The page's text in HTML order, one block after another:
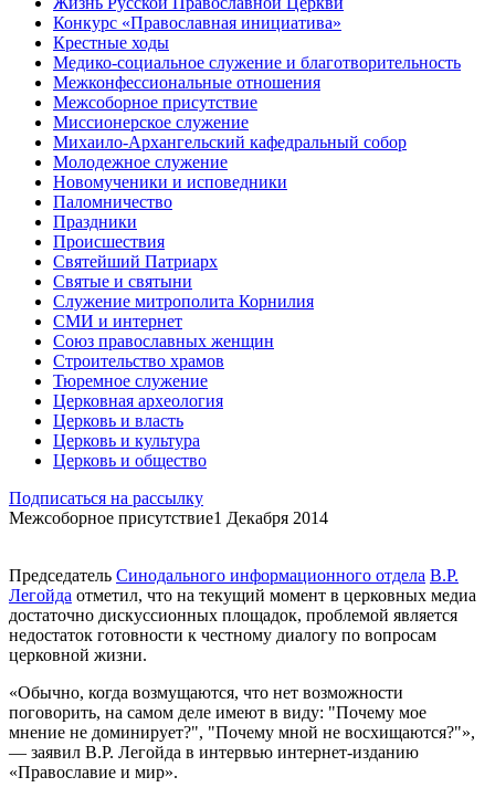
Конкурс «Православная инициатива»
Крестные ходы
Медико-социальное служение и благотворительность
Межконфессиональные отношения
Межсоборное присутствие
Миссионерское служение
Михаило-Архангельский кафедральный собор
Молодежное служение
Новомученики и исповедники
Паломничество
Праздники
Происшествия
Святейший Патриарх
Святые и святыни
Служение митрополита Корнилия
СМИ и интернет
Союз православных женщин
Строительство храмов
Тюремное служение
Церковная археология
Церковь и власть
Церковь и культура
Церковь и общество
Подписаться на рассылку
Межсоборное присутствие1 Декабря 2014
Председатель Синодального информационного отдела В.Р.
Легойда отметил, что на текущий момент в церковных медиа
достаточно дискуссионных площадок, проблемой является
недостаток готовности к честному диалогу по вопросам
церковной жизни.
«Обычно, когда возмущаются, что нет возможности
поговорить, на самом деле имеют в виду: "Почему мое
мнение не доминирует?", "Почему мной не восхищаются?"»,
— заявил В.Р. Легойда в интервью интернет-изданию
«Православие и мир».